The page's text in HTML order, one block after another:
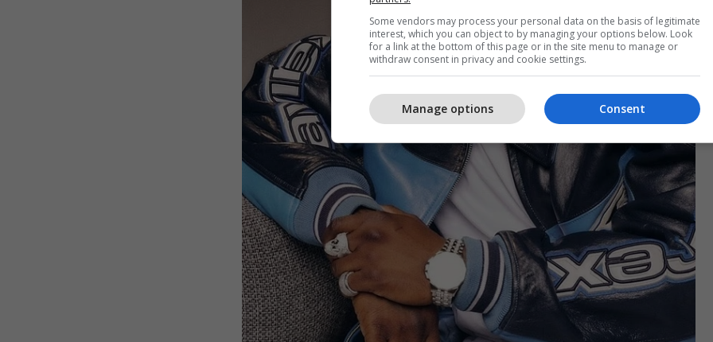
Some vendors may process your personal data on the basis of legitimate
interest, which you can object to by managing your options below. Look
for a link at the bottom of this page or in the site menu to manage or
withdraw consent in privacy and cookie settings.
Consent
Manage options